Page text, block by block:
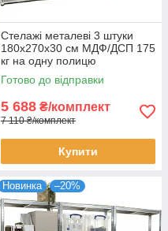
Стелажі металеві 3 штуки
180х270х30 см МДФ/ДСП 175
кг на одну полицю
оцинковані 15 полиць
комплект для зберігання
Готово до відправки
5 688 ₴/комплект
7 110 ₴/комплект
Купити
Новинка –20%